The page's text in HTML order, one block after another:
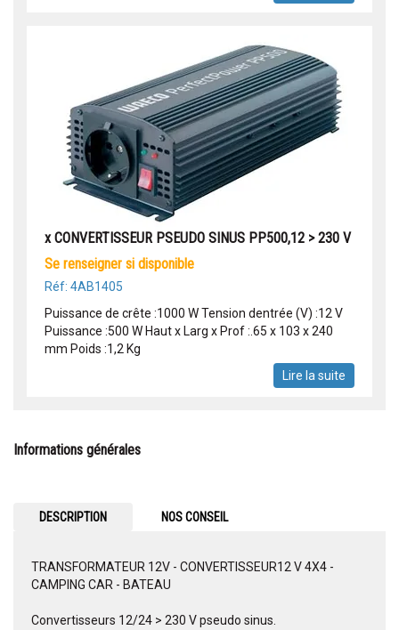
x CONVERTISSEUR PSEUDO SINUS PP500,12 > 230 V
se renseigner si disponible
Réf: 4AB1405
Puissance de crête :1000 W Tension dentrée (V) :12 V
Puissance :500 W Haut x Larg x Prof :.65 x 103 x 240
mm Poids :1,2 Kg
Lire la suite
Informations générales
DESCRIPTION NOS CONSEIL
TRANSFORMATEUR 12V - CONVERTISSEUR12 V 4X4 -
CAMPING CAR - BATEAU
Convertisseurs 12/24 > 230 V pseudo sinus.